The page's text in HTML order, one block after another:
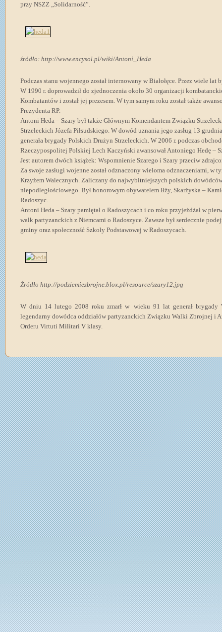
przy NSZZ „Solidarność”.
źródło: http://www.encysol.pl/wiki/Antoni_Heda
Podczas stanu wojennego został internowany w Białołęce. Przez wiele lat
W 1990 r. doprowadził do zjednoczenia około 30 organizacji
Kombatantów i został jej prezesem. W tym samym roku został także
Prezydenta RP.
Antoni Heda – Szary był także Głównym Komendantem Związku
Strzeleckich Józefa Piłsudskiego. W dowód uznania jego zasług 13
generała brygady Polskich Drużyn Strzeleckich. W 2006 r. podczas
Rzeczypospolitej Polskiej Lech Kaczyński awansował Antoniego Hedę –
Jest autorem dwóch książek: Wspomnienie Szarego i Szary przeciw
Za swoje zasługi wojenne został odznaczony wieloma odznaczeniami,
Krzyżem Walecznych. Zaliczany do najwybitniejszych polskich
niepodległościowego. Był honorowym obywatelem Iłży, Skarżyska –
Radoszyc.
Antoni Heda – Szary pamiętał o Radoszycach i co roku przyjeżdżał w
walk partyzanckich z Niemcami o Radoszyce. Zawsze był serdecznie
gminy oraz społeczność Szkoły Podstawowej w Radoszycach.
Źródło http://podziemiezbrojne.blox.pl/resource/szary12.jpg
W dniu 14 lutego 2008 roku zmarł w wieku 91 lat generał brygady
legendarny dowódca oddziałów partyzanckich Związku Walki Zbrojnej i
Orderu Virtuti Militari V klasy.